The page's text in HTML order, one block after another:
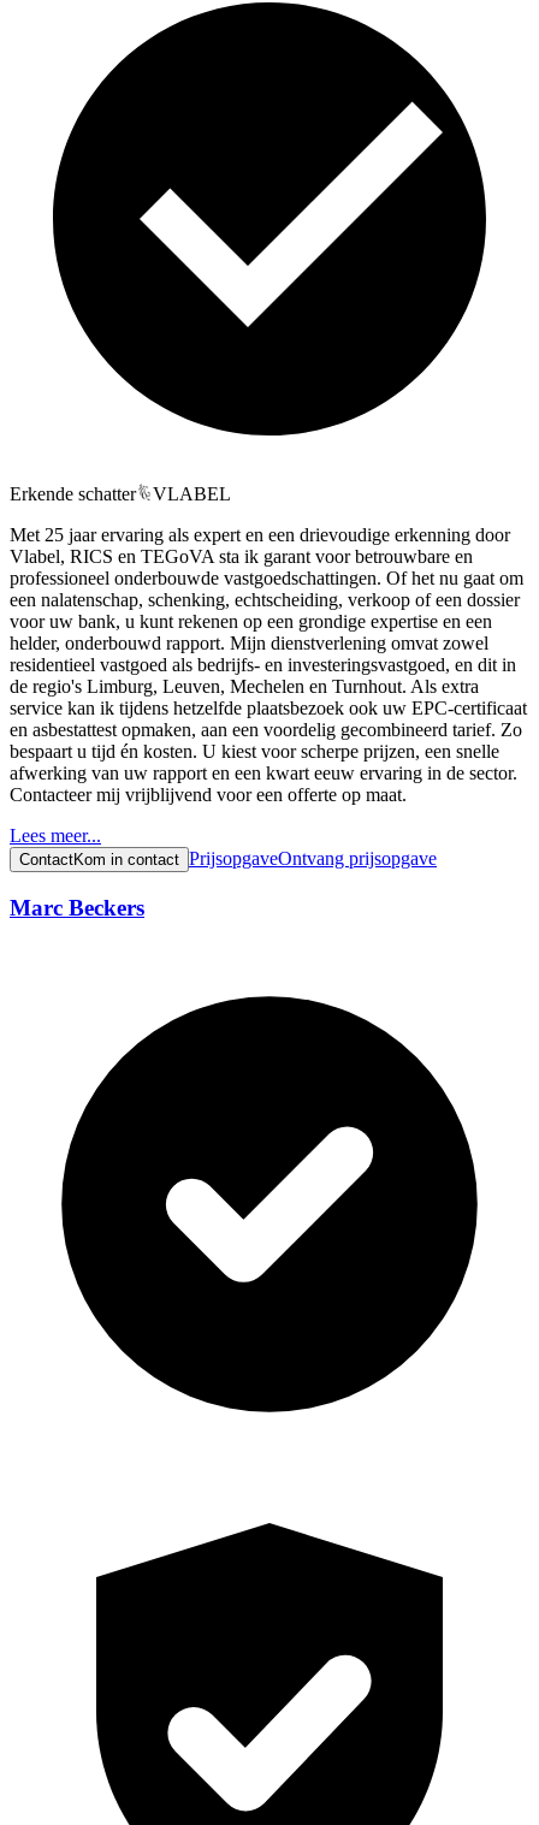
Erkende schatter
VLABEL
Met 25 jaar ervaring als expert en een drievoudige erkenning door
Vlabel, RICS en TEGoVA sta ik garant voor betrouwbare en
professioneel onderbouwde vastgoedschattingen. Of het nu gaat om
een nalatenschap, schenking, echtscheiding, verkoop of een dossier
voor uw bank, u kunt rekenen op een grondige expertise en een
helder, onderbouwd rapport. Mijn dienstverlening omvat zowel
residentieel vastgoed als bedrijfs- en investeringsvastgoed, en dit in
de regio's Limburg, Leuven, Mechelen en Turnhout. Als extra
service kan ik tijdens hetzelfde plaatsbezoek ook uw EPC-certificaat
en asbestattest opmaken, aan een voordelig gecombineerd tarief. Zo
bespaart u tijd én kosten. U kiest voor scherpe prijzen, een snelle
afwerking van uw rapport en een kwart eeuw ervaring in de sector.
Contacteer mij vrijblijvend voor een offerte op maat.
Lees meer...
ContactKom in contact PrijsopgaveOntvang prijsopgave
Marc Beckers